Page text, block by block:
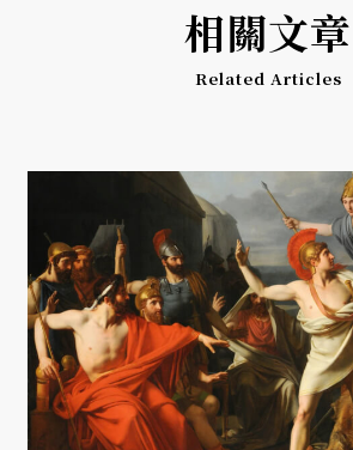
相關文章
Related Articles